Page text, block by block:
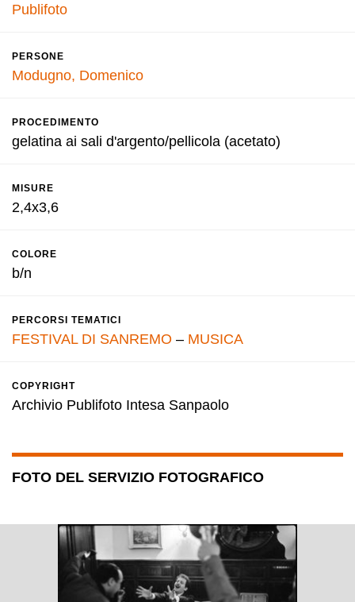
Publifoto
PERSONE
Modugno, Domenico
PROCEDIMENTO
gelatina ai sali d'argento/pellicola (acetato)
MISURE
2,4x3,6
COLORE
b/n
PERCORSI TEMATICI
FESTIVAL DI SANREMO – MUSICA
COPYRIGHT
Archivio Publifoto Intesa Sanpaolo
FOTO DEL SERVIZIO FOTOGRAFICO